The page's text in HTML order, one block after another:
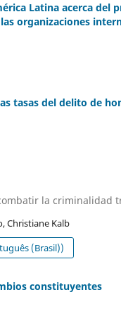
Latina acerca
organizaciones
tasas del delito de
la criminalidad
Christiane Kalb
(Brasil))
constituyentes